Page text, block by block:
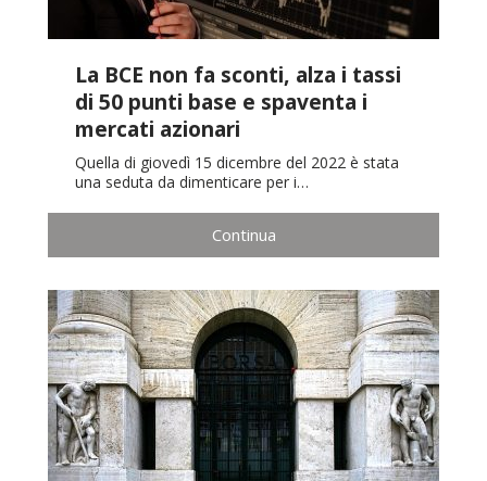
La BCE non fa sconti, alza i tassi
di 50 punti base e spaventa i
mercati azionari
Quella di giovedì 15 dicembre del 2022 è stata
una seduta da dimenticare per i…
Continua